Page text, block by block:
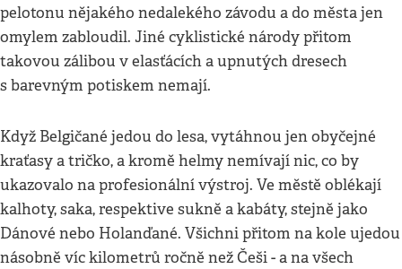
pelotonu nějakého nedalekého závodu a do města jen
omylem zabloudil. Jiné cyklistické národy přitom
takovou zálibou v elasťácích a upnutých dresech
s barevným potiskem nemají.
Když Belgičané jedou do lesa, vytáhnou jen obyčejné
kraťasy a tričko, a kromě helmy nemívají nic, co by
ukazovalo na profesionální výstroj. Ve městě oblékají
kalhoty, saka, respektive sukně a kabáty, stejně jako
Dánové nebo Holanďané. Všichni přitom na kole ujedou
násobně víc kilometrů ročně než Češi - a na všech